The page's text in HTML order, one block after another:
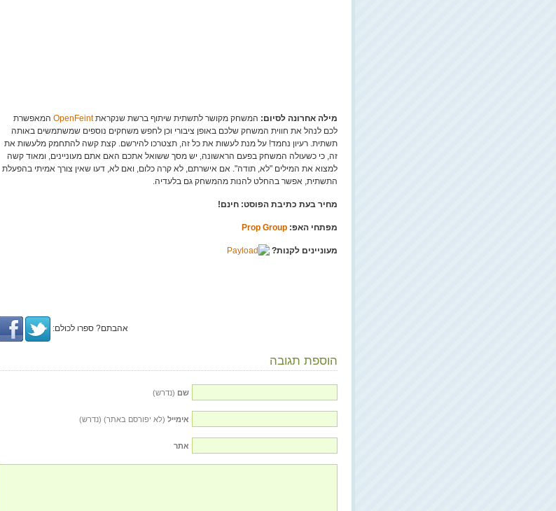
מילה אחרונה לסיום: המשחק מקושר לתשתית שיתוף ברשת שנקראתOpenFeint המאפשרת
לכם לנהל את חווית המשחק שלכם באופן ציבורי וכן לחפש משחקים נוספים שמשתמשים באותה
תשתית. רעיון נחמד! על מנת לעשות את כל זה, תצטרכו להירשם. קצת קשה להתחמק מלעשות את
זה, כי כשעולה המשחק בפעם הראשונה, יש מסך ששואל אתכם האם אתם מעוניינים, ומאוד קשה
למצוא את המילים "לא, תודה". אם אישרתם, לא קרה כלום, ואם לא, דעו שאין צורך אמיתי בהפעלת
התשתית, אפשר בהחלט להנות מהמשחק גם בלעדיה.
מחיר בעת כתיבת הפוסט: חינם!
מפתחי האפ: Prop Group
מעוניינים לקנות?
אהבתם? ספרו לכולם:
הוספת תגובה
שם (נדרש)
אימייל (לא יפורסם באתר) (נדרש)
אתר